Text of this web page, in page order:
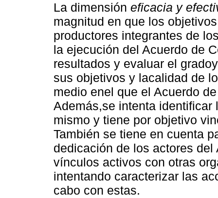
La dimensión eficacia y
magnitud en que los
productores integrantes de
la ejecución del Acuerdo de
resultados y evaluar el
sus objetivos y lacalidad de
medio enel que el Acuerdo
Además,se intenta
mismo y tiene por objetivo
También se tiene en cuenta
dedicación de los actores
vínculos activos con otras
intentando caracterizar las
cabo con estas.